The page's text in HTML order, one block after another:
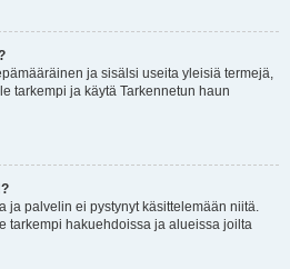
ja sisälsi useita yleisiä termejä,
tarkempi ja käytä Tarkennetun haun
ja palvelin ei pystynyt käsittelemään niitä.
tarkempi hakuehdoissa ja alueissa joilta